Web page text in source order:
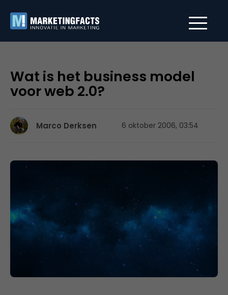
Wat is het business model
voor web 2.0?
Marco Derksen 6 oktober 2006, 03:54